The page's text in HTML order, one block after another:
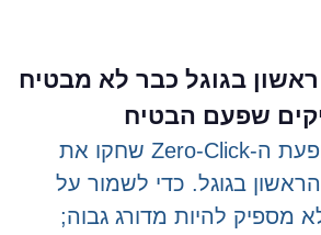
בגוגל כבר לא מבטיח
שפעם הבטיח
השימוש ב-AI ותופעת ה-Zero-Click שחקו את
בגוגל. כדי לשמור על
מספיק להיות מדורג גבוה;